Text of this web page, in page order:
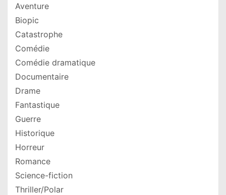
Aventure
Biopic
Catastrophe
Comédie
Comédie dramatique
Documentaire
Drame
Fantastique
Guerre
Historique
Horreur
Romance
Science-fiction
Thriller/Polar